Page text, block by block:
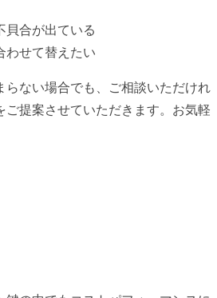
貝合が出ている
わせて替えたい
らない場合でも、ご相談いただけれ
ご提案させていただきます。お気軽